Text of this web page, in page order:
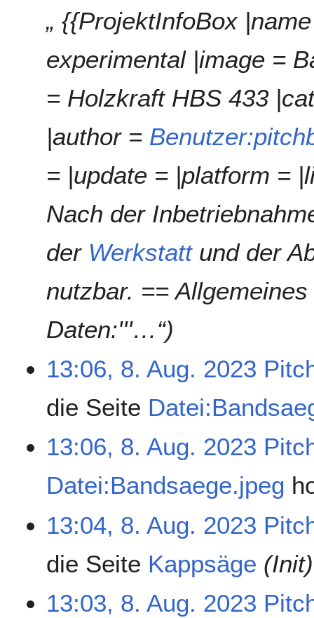
„ {{ProjektInfoBox
experimental |image =
= Holzkraft HBS 433
|author =
= |update = |platform =
Nach der
der Werkstattund der
nutzbar. ==
Daten:'''…“)
13:06, 8. Aug. 2023
die Seite
13:06, 8. Aug. 2023
Datei:Bandsaege.jpeg
13:04, 8. Aug. 2023
die Seite Kappsäge (Init)
13:03, 8. Aug. 2023